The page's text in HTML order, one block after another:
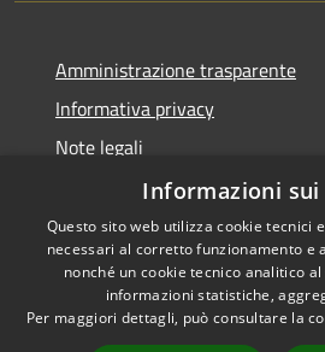
Amministrazione trasparente
Informativa privacy
Note legali
Dichiarazione di accessibilità
RSS
Accessibilità
Informazioni sui
Questo sito web utilizza cookie tecnici
necessari al corretto funzionamento e
nonché un cookie tecnico analitico
informazioni statistiche,
Per maggiori dettagli, può consultare la